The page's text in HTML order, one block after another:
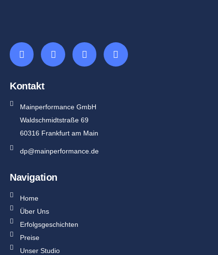
Kontakt
Mainperformance GmbH
Waldschmidtstraße 69
60316 Frankfurt am Main
dp@mainperformance.de
Navigation
Home
Über Uns
Erfolgsgeschichten
Preise
Unser Studio